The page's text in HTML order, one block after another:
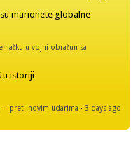
marionete globalne
u vojni obračun sa
u istoriji
— preti novim udarima ·3 days ago